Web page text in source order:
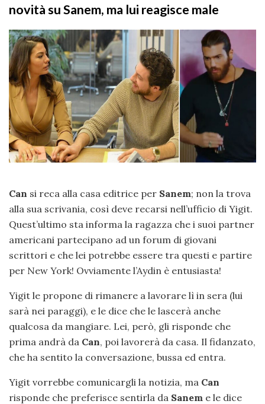
novità su Sanem, ma lui reagisce male
Can si reca alla casa editrice per Sanem; non la trova
alla sua scrivania, così deve recarsi nell’ufficio di Yigit.
Quest’ultimo sta informa la ragazza che i suoi partner
americani partecipano ad un forum di giovani
scrittori e che lei potrebbe essere tra questi e partire
per New York! Ovviamente l’Aydin è entusiasta!
Yigit le propone di rimanere a lavorare lì in sera (lui
sarà nei paraggi), e le dice che le lascerà anche
qualcosa da mangiare. Lei, però, gli risponde che
prima andrà da Can, poi lavorerà da casa. Il fidanzato,
che ha sentito la conversazione, bussa ed entra.
Yigit vorrebbe comunicargli la notizia, ma Can
risponde che preferisce sentirla da Sanem e le dice